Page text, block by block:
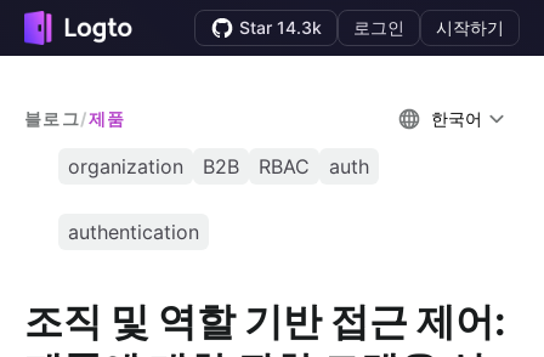
Star 14.3k 로그인 시작하기
블로그/제품 한국어
organization B2B RBAC auth
authentication
조직 및 역할 기반 접근 제어: